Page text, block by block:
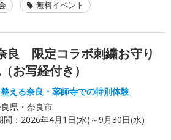
無料イベント
良 限定コラボ刺繍お守り
お写経付き）
える奈良・薬師寺での特別体験
県・奈良市
間： 2026年4月1日(水)～9月30日(水)